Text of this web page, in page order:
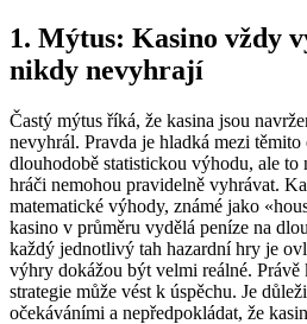
1. Mýtus: Kasino vždy
nikdy nevyhrají
Častý mýtus říká, že kasina jsou
nevyhrál. Pravda je hladká mezi
dlouhodobě statistickou výhodu, ale to
hráči nemohou pravidelně vyhrávat.
matematické výhody, známé jako
kasino v průměru vydělá peníze na
každý jednotlivý tah hazardní hry je
výhry dokážou být velmi reálné. Právě
strategie může vést k úspěchu. Je
očekáváními a nepředpokládat, že